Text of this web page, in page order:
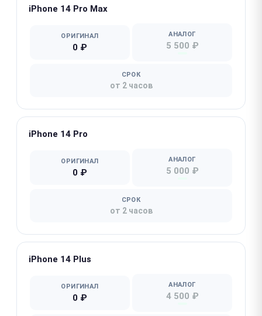
iPhone 14 Pro Max
ОРИГИНАЛ
0 ₽
АНАЛОГ
5 500 ₽
СРОК
от 2 часов
iPhone 14 Pro
ОРИГИНАЛ
0 ₽
АНАЛОГ
5 000 ₽
СРОК
от 2 часов
iPhone 14 Plus
ОРИГИНАЛ
0 ₽
АНАЛОГ
4 500 ₽